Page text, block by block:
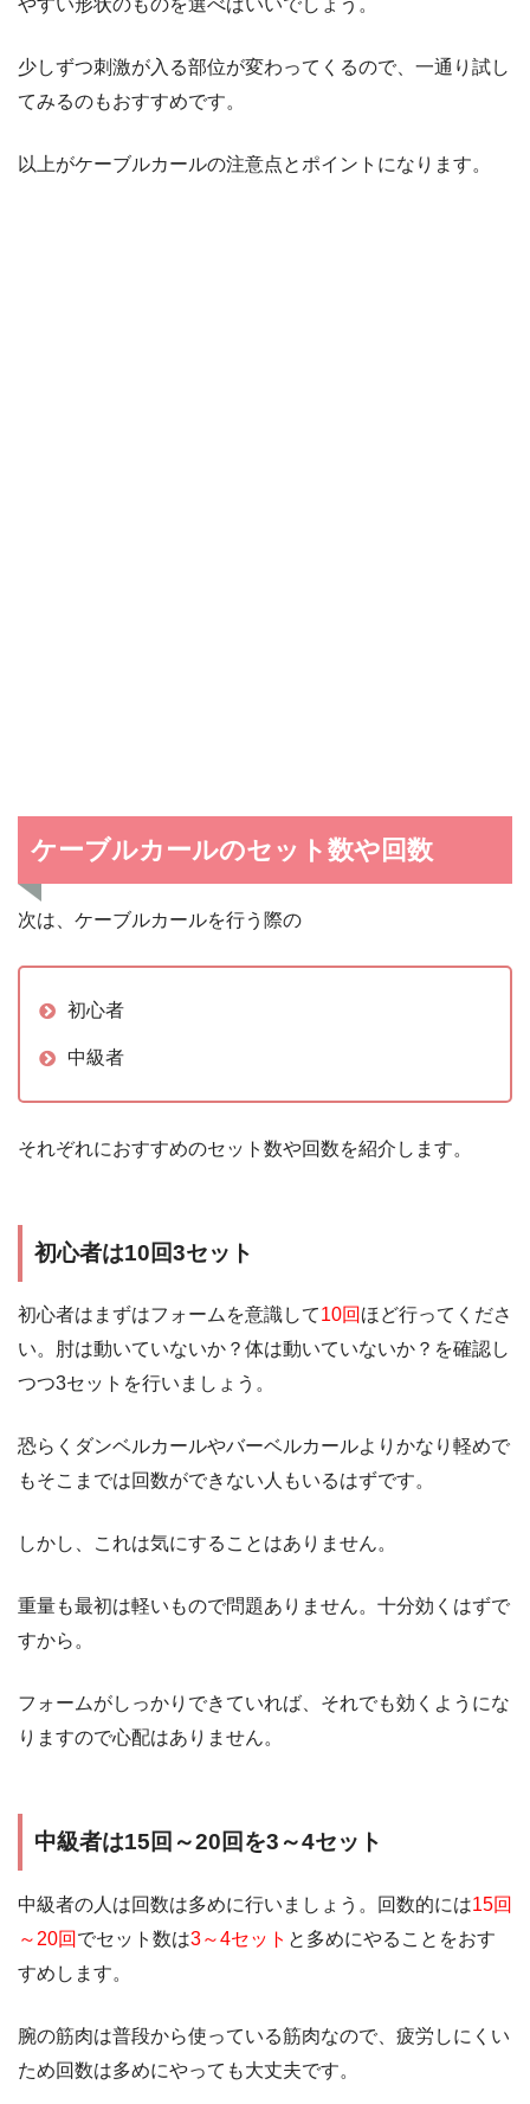
やすい形状のものを選べばいいでしょう。
少しずつ刺激が入る部位が変わってくるので、一通り試し
てみるのもおすすめです。
以上がケーブルカールの注意点とポイントになります。
ケーブルカールのセット数や回数
次は、ケーブルカールを行う際の
初心者
中級者
それぞれにおすすめのセット数や回数を紹介します。
初心者は10回3セット
初心者はまずはフォームを意識して10回 ほど行ってくださ
い。肘は動いていないか？体は動いていないか？を確認し
つつ3セットを行いましょう。
恐らくダンベルカールやバーベルカールよりかなり軽めで
もそこまでは回数ができない人もいるはずです。
しかし、これは気にすることはありません。
重量も最初は軽いもので問題ありません。十分効くはずで
すから。
フォームがしっかりできていれば、それでも効くようにな
りますので心配はありません。
中級者は15回～20回を3～4セット
中級者の人は回数は多めに行いましょう。回数的には15回
～20回 でセット数は3～4セット と多めにやることをおす
すめします。
腕の筋肉は普段から使っている筋肉なので、疲労しにくい
ため回数は多めにやっても大丈夫です。